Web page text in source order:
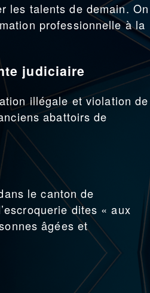
les talents de demain. On
professionnelle à la
judiciaire
illégale et violation de
abattoirs de
le canton de
dites « aux
âgées et